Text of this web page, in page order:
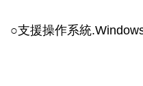
○支援操作系統